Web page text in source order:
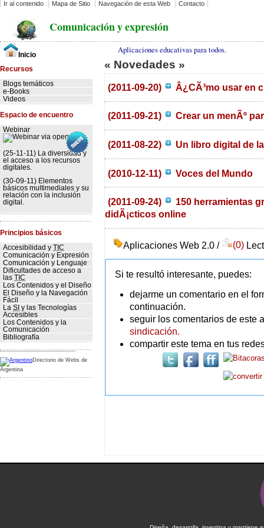
Ir al contenido Mapa de Sitio Navegación de esta Web Contacto
Comunicación y expresión
Aplicaciones educativas para todos.
Inicio
Recursos
Blogs temáticos
e-Books
Videos
Espacio de encuentro
Webinar
(25-11-11) La diversidad y
el acceso a los recursos
digitales.
(30-09-11) Elementos
básicos multimediales y su
relación con la inclusión
digital.
Principios básicos
Accesibilidad y TIC
Comunicación y Expresión
Comunicación y Lenguaje
Dificultades de acceso a
las TIC
Los Contenidos y el Diseño
El Diseño y la Navegación
Fácil
La SI y las Tecnologías
Accesibles
Los Contenidos y la
Comunicación
Bibliografía
Directorio de Webs de
Argentina
« Novedades »
(2011-09-20) Â¿CÃ³mo usar en
(2011-09-21) Crear un menÃº
(2011-08-22) Un libro digital de
(2010-12-11) Voces del Mundo
(2011-09-24)
150 herramientas
didÃ¡cticos online
Aplicaciones Web 2.0 / (0)
Si te resultó interesante, puedes:
dejarme un comentario en el
continuación.
seguir los comentarios de este
sindicación.
compartir este tema en tus